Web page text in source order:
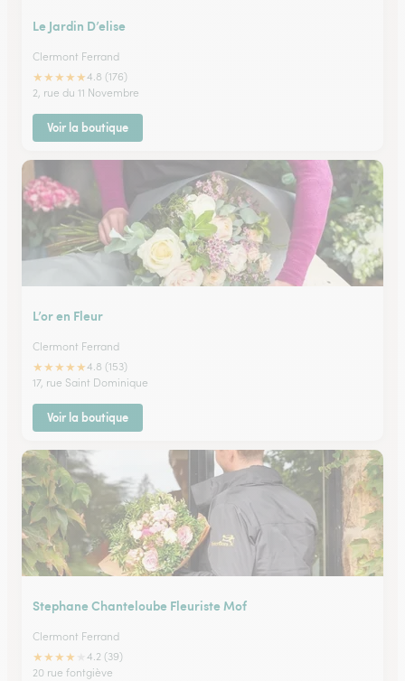
Le Jardin D’elise
Clermont Ferrand
★★★★★4.8 (176)
2, rue du 11 Novembre
Voir la boutique
L’or en Fleur
Clermont Ferrand
★★★★★4.8 (153)
17, rue Saint Dominique
Voir la boutique
Stephane Chanteloube Fleuriste Mof
Clermont Ferrand
★★★★
4.2 (39)
20 rue fontgiève